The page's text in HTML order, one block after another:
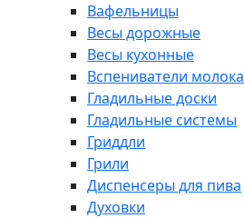
Вафельницы
Весы дорожные
Весы кухонные
Вспениватели молока
Гладильные доски
Гладильные системы
Гриддли
Грили
Диспенсеры для пива
Духовки